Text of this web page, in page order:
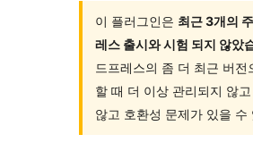
이 플러그인은 최근 3개의
레스 출시와 시험 되지 않았
드프레스의 좀 더 최근 버전
할 때 더 이상 관리되지 않
않고 호환성 문제가 있을 수